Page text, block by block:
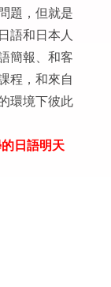
題，但就是
語和日本人
簡報、和客
程，和來自
環境下彼此
日語明天